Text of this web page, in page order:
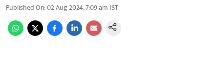
Published On:02 Aug 2024, 7:09 am IST